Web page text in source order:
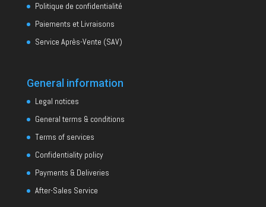
Politique de confidentialité
Paiements et Livraisons
Service Après-Vente (SAV)
General information
Legal notices
General terms & conditions
Terms of services
Confidentiality policy
Payments & Deliveries
After-Sales Service